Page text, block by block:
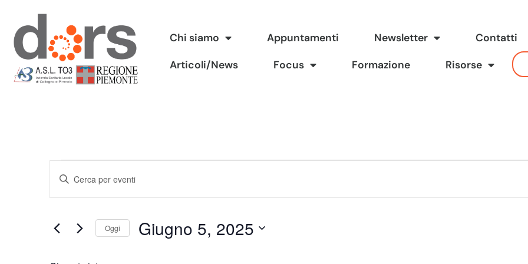
Vai
al
contenuto
Chi siamo Appuntamenti Newsletter Contatti
Articoli/News Focus Formazione Risorse
Eventi
Ricerca
viste
Inserisci
Cerca
Oggi Giugno 5, 2025